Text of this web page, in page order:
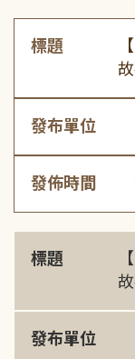
標題
故
發布單位
發佈時間
標題
故
發布單位